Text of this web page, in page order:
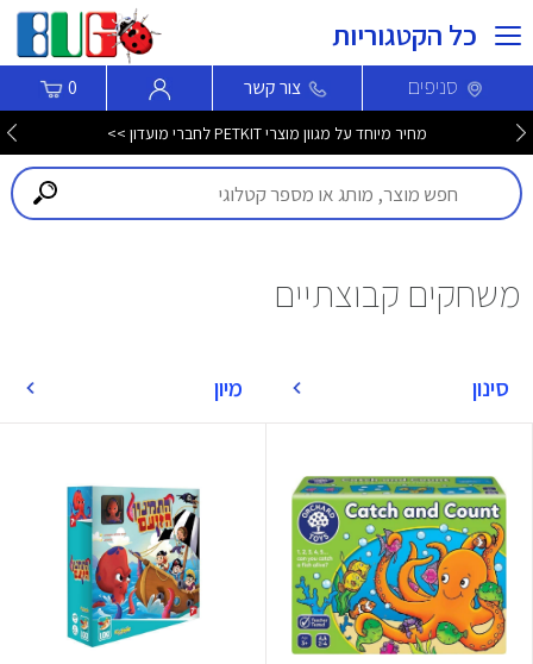
כל הקטגוריות
סניפים צור קשר 0
מחיר מיוחד על מגוון מוצרי PETKIT לחברי מועדון >>
משחקים קבוצתיים
סינון מיון